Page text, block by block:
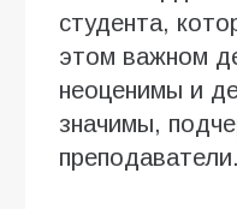
студента,
этом важном
неоценимы и
значимы,
преподаватели.